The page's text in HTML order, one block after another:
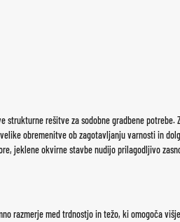
strukturne rešitve za sodobne gradbene
obremenitve ob zagotavljanju varnosti in
jeklene okvirne stavbe nudijo prilagodljivo
razmerje med trdnostjo in težo, ki omogoča